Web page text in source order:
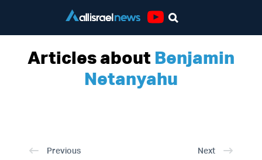
Articles about Benjamin
Netanyahu
Previous Next